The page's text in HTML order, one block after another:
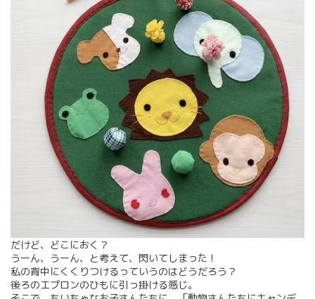
だけど、どこにおく？
うーん、うーん、と考えて、閃いてしまった！
私の背中にくくりつけるっていうのはどうだろう？
後ろのエプロンのひもに引っ掛ける感じ。